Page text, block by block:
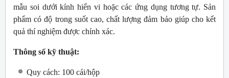
mẫu soi dưới kính hiển vi hoặc các ứng dụng tương tự. Sản
phẩm có độ trong suốt cao, chất lượng đảm bảo giúp cho kết
quả thí nghiệm được chính xác.
Thông số kỹ thuật:
Quy cách: 100 cái/hộp